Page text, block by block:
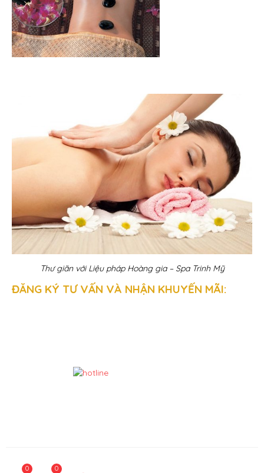
Thư giãn với Liệu pháp Hoàng gia – Spa Trinh Mỹ
ĐĂNG KÝ TƯ VẤN VÀ NHẬN KHUYẾN MÃI:
0 0